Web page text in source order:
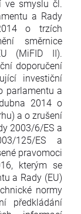
ve smyslu čl.
a Rady
o trzích
směrnice
(MiFID II).
doporučení
investiční
parlamentu a
2014 o
a o zrušení
2003/6/ES a
125/ES a
pravomoci
kterým se
a Rady (EU)
normy
předkládání